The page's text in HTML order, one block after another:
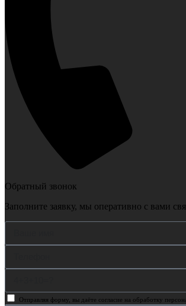
Обратный звонок
Заполните заявку, мы оперативно с вами
Отправляя форму, вы даёте согласие на обработку